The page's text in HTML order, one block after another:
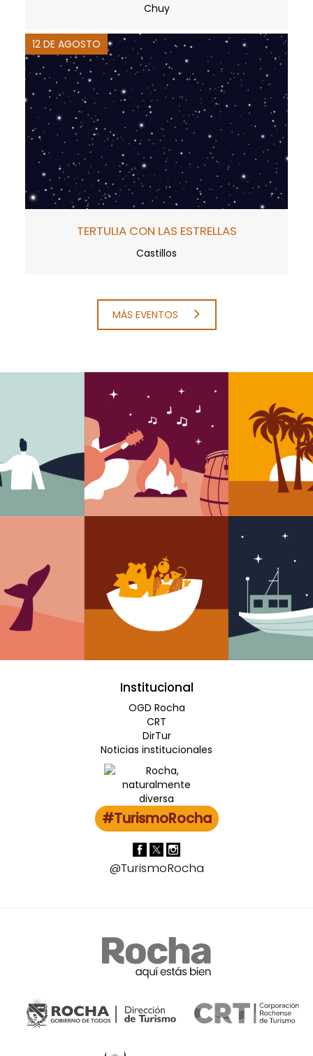
Chuy
12 DE AGOSTO
TERTULIA CON LAS ESTRELLAS
Castillos
MÁS EVENTOS
Institucional
OGD Rocha
CRT
DirTur
Noticias institucionales
#TurismoRocha
@TurismoRocha